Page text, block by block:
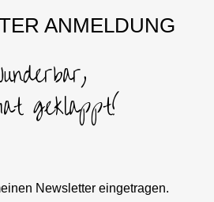
ANMELDUNG
geklappt!
Newsletter eingetragen.